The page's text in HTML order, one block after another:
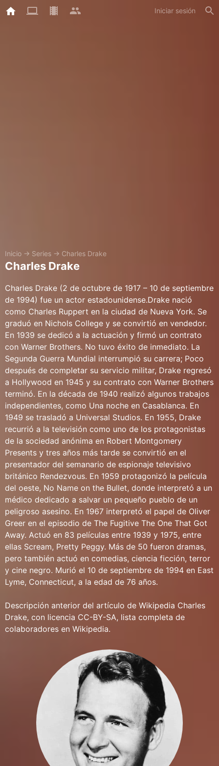
Iniciar sesión
Inicio → Series → Charles Drake
Charles Drake
Charles Drake (2 de octubre de 1917 – 10 de septiembre
de 1994) fue un actor estadounidense.Drake nació
como Charles Ruppert en la ciudad de Nueva York. Se
graduó en Nichols College y se convirtió en vendedor.
En 1939 se dedicó a la actuación y firmó un contrato
con Warner Brothers. No tuvo éxito de inmediato. La
Segunda Guerra Mundial interrumpió su carrera; Poco
después de completar su servicio militar, Drake regresó
a Hollywood en 1945 y su contrato con Warner Brothers
terminó. En la década de 1940 realizó algunos trabajos
independientes, como Una noche en Casablanca. En
1949 se trasladó a Universal Studios. En 1955, Drake
recurrió a la televisión como uno de los protagonistas
de la sociedad anónima en Robert Montgomery
Presents y tres años más tarde se convirtió en el
presentador del semanario de espionaje televisivo
británico Rendezvous. En 1959 protagonizó la película
del oeste, No Name on the Bullet, donde interpretó a un
médico dedicado a salvar un pequeño pueblo de un
peligroso asesino. En 1967 interpretó el papel de Oliver
Greer en el episodio de The Fugitive The One That Got
Away. Actuó en 83 películas entre 1939 y 1975, entre
ellas Scream, Pretty Peggy. Más de 50 fueron dramas,
pero también actuó en comedias, ciencia ficción, terror
y cine negro. Murió el 10 de septiembre de 1994 en East
Lyme, Connecticut, a la edad de 76 años.
Descripción anterior del artículo de Wikipedia Charles
Drake, con licencia CC-BY-SA, lista completa de
colaboradores en Wikipedia.